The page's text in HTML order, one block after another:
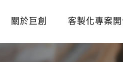
關於巨創 客製化專案